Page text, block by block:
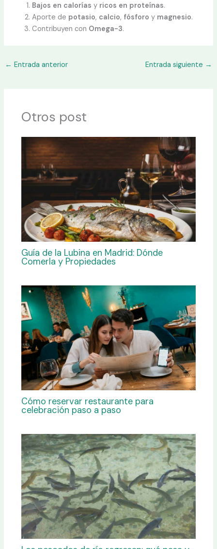
Bajos en calorías y ricos en proteínas.
Aporte de potasio, calcio, fósforo y magnesio.
Contribuyen con Omega-3.
← Entrada anterior Entrada siguiente →
Otros post
Guía de la Lubina en Madrid: Dónde
Comerla y Propiedades
Cómo reservar restaurante para
celebración paso a paso